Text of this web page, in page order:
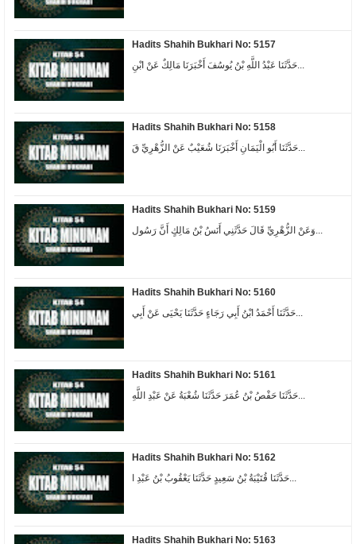
Hadits Shahih Bukhari No: 5157
حَدَّثَنَا عَبْدُ اللَّهِ بْنُ يُوسُفَ أَخْبَرَنَا مَالِكٌ عَنْ ابْنِ...
Hadits Shahih Bukhari No: 5158
حَدَّثَنَا أَبُو الْيَمَانِ أَخْبَرَنَا شُعَيْبٌ عَنْ الزُّهْرِيِّ قَ...
Hadits Shahih Bukhari No: 5159
وَعَنْ الزُّهْرِيِّ قَالَ حَدَّثَنِي أَنَسُ بْنُ مَالِكٍ أَنَّ رَسُول...
Hadits Shahih Bukhari No: 5160
حَدَّثَنَا أَحْمَدُ ابْنُ أَبِي رَجَاءٍ حَدَّثَنَا يَحْيَى عَنْ أَبِي...
Hadits Shahih Bukhari No: 5161
حَدَّثَنَا حَفْصُ بْنُ عُمَرَ حَدَّثَنَا شُعْبَةُ عَنْ عَبْدِ اللَّهِ...
Hadits Shahih Bukhari No: 5162
Hadits Shahih Bukhari No: 5163